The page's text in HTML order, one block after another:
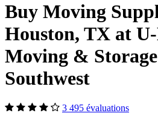
Buy Moving
Houston, TX at
Moving &
Southwest
3 495 évaluations